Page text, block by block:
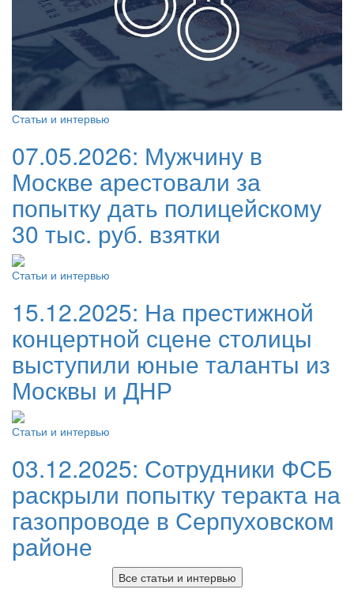
Статьи и интервью
07.05.2026: Мужчину в
Москве арестовали за
попытку дать полицейскому
30 тыс. руб. взятки
Статьи и интервью
15.12.2025: На престижной
концертной сцене столицы
выступили юные таланты из
Москвы и ДНР
Статьи и интервью
03.12.2025: Сотрудники ФСБ
раскрыли попытку теракта на
газопроводе в Серпуховском
районе
Все статьи и интервью